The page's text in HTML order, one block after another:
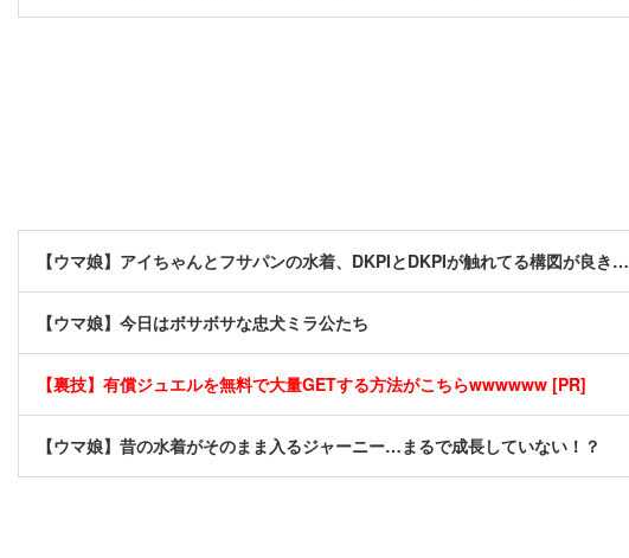
【ウマ娘】アイちゃんとフサパンの水着、DKPIとDKPIが触れてる構図が良き…
【ウマ娘】今日はボサボサな忠犬ミラ公たち
【裏技】有償ジュエルを無料で大量GETする方法がこちらwwwwww [PR]
【ウマ娘】昔の水着がそのまま入るジャーニー…まるで成長していない！？